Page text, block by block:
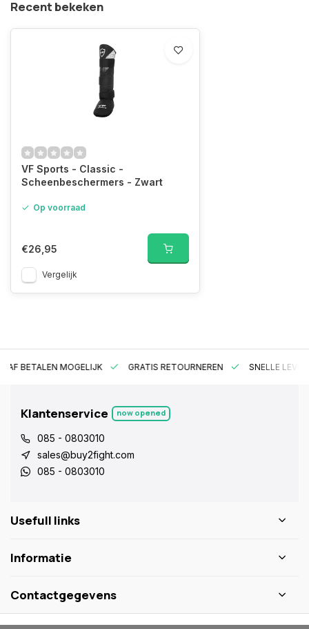
Recent bekeken
VF Sports - Classic -
Scheenbeschermers - Zwart
Op voorraad
€26,95
Vergelijk
BETALEN MOGELIJK GRATIS RETOURNEREN SNELLE
Klantenservice now opened
085 - 0803010
sales@buy2fight.com
085 - 0803010
Usefull links
Informatie
Contactgegevens